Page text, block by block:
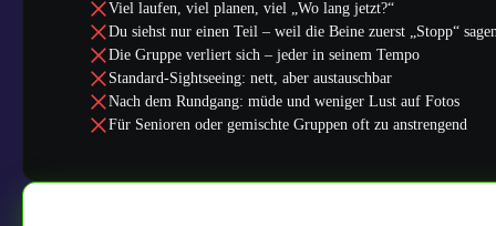
Viel laufen, viel planen, viel „Wo lang jetzt?“
Du siehst nur einen Teil – weil die Beine zuerst „Stopp“
Die Gruppe verliert sich – jeder in seinem Tempo
Standard-Sightseeing: nett, aber austauschbar
Nach dem Rundgang: müde und weniger Lust auf Fotos
Für Senioren oder gemischte Gruppen oft zu anstrengend